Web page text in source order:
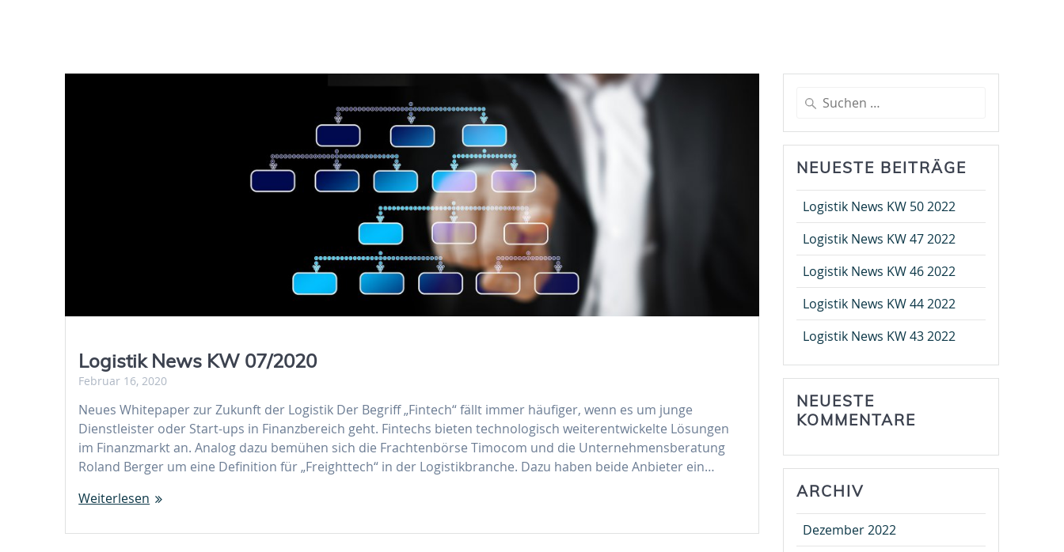
Logistik News KW 07/2020
Februar 16, 2020
Neues Whitepaper zur Zukunft der Logistik Der Begriff „Fintech“ fällt immer häufiger, wenn es um junge
Dienstleister oder Start-ups in Finanzbereich geht. Fintechs bieten technologisch weiterentwickelte Lösungen
im Finanzmarkt an. Analog dazu bemühen sich die Frachtenbörse Timocom und die Unternehmensberatung
Roland Berger um eine Definition für „Freighttech“ in der Logistikbranche. Dazu haben beide Anbieter ein…
Weiterlesen
Suche
nach:
NEUESTE BEITRÄGE
Logistik News KW 50 2022
Logistik News KW 47 2022
Logistik News KW 46 2022
Logistik News KW 44 2022
Logistik News KW 43 2022
NEUESTE
KOMMENTARE
ARCHIV
Dezember 2022